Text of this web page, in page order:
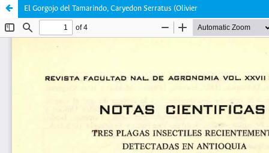
El Gorgojo del Tamarindo, Caryedon Serratus (Olivier